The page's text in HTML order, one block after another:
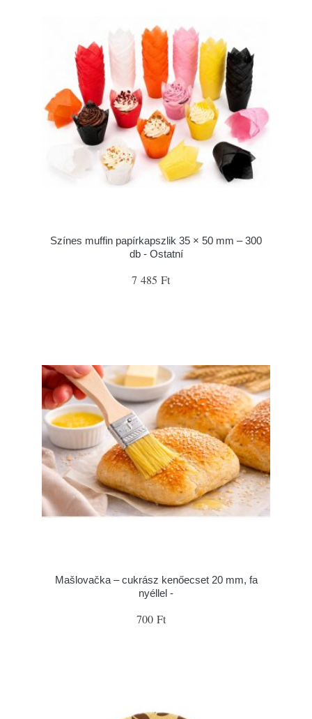
Színes muffin papírkapszlik 35 × 50 mm – 300
db - Ostatní
7 485 Ft
Mašlovačka – cukrász kenőecset 20 mm, fa
nyéllel -
700 Ft